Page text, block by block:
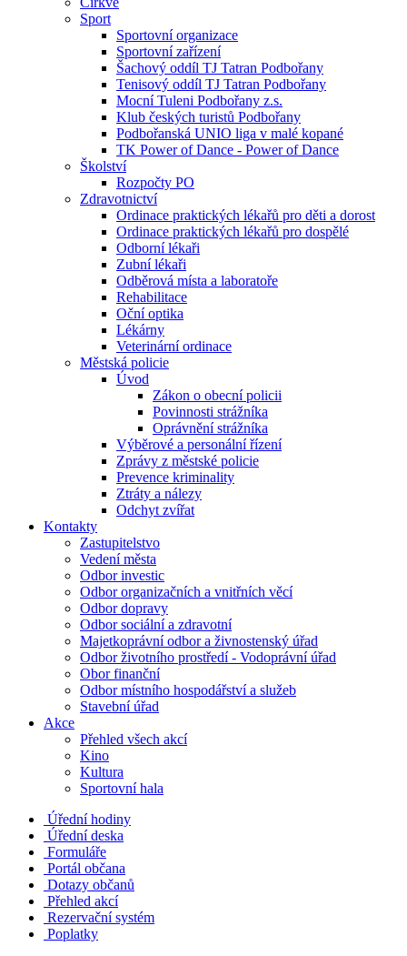
Sport
Sportovní organizace
Sportovní zařízení
Šachový oddíl TJ Tatran Podbořany
Tenisový oddíl TJ Tatran Podbořany
Mocní Tuleni Podbořany z.s.
Klub českých turistů Podbořany
Podbořanská UNIO liga v malé kopané
TK Power of Dance - Power of Dance
Školství
Rozpočty PO
Zdravotnictví
Ordinace praktických lékařů pro děti a dorost
Ordinace praktických lékařů pro dospělé
Odborní lékaři
Zubní lékaři
Odběrová místa a laboratoře
Rehabilitace
Oční optika
Lékárny
Veterinární ordinace
Městská policie
Úvod
Zákon o obecní policii
Povinnosti strážníka
Oprávnění strážníka
Výběrové a personální řízení
Zprávy z městské policie
Prevence kriminality
Ztráty a nálezy
Odchyt zvířat
Kontakty
Zastupitelstvo
Vedení města
Odbor investic
Odbor organizačních a vnitřních věcí
Odbor dopravy
Odbor sociální a zdravotní
Majetkoprávní odbor a živnostenský úřad
Odbor životního prostředí - Vodoprávní úřad
Obor finanční
Odbor místního hospodářství a služeb
Stavební úřad
Akce
Přehled všech akcí
Kino
Kultura
Sportovní hala
Úřední hodiny
Úřední deska
Formuláře
Portál občana
Dotazy občanů
Přehled akcí
Rezervační systém
Poplatky